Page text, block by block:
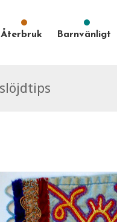
Återbruk Barnvänligt